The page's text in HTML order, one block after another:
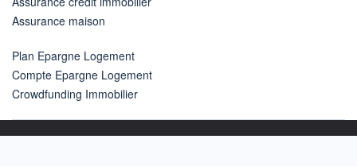
Assurance maison
Plan Epargne Logement
Compte Epargne Logement
Crowdfunding Immobilier